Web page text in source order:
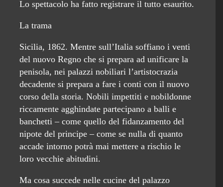
Lo spettacolo ha fatto registrare il tutto esaurito.
La trama
Sicilia, 1862. Mentre sull’Italia soffiano i venti
del nuovo Regno che si prepara ad unificare la
penisola, nei palazzi nobiliari l’artistocrazia
decadente si prepara a fare i conti con il nuovo
corso della storia. Nobili impettiti e nobildonne
riccamente agghindate partecipano a balli e
banchetti – come quello del fidanzamento del
nipote del principe – come se nulla di quanto
accade intorno potrà mai mettere a rischio le
loro vecchie abitudini.
Ma cosa succede nelle cucine del palazzo